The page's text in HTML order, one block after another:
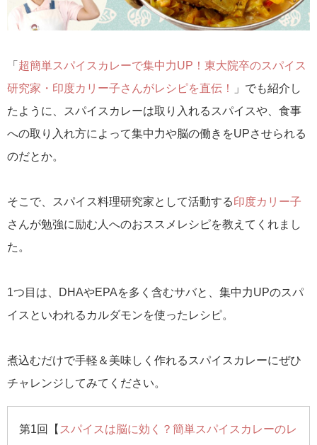
「 超簡単スパイスカレーで集中力UP！東大院卒のスパイス
研究家・印度カリー子さんがレシピを直伝！
」でも紹介し
たように、スパイスカレーは取り入れるスパイスや、食事
への取り入れ方によって集中力や脳の働きをUPさせられる
のだとか。
そこで、スパイス料理研究家として活動する印度カリー子
さんが勉強に励む人へのおススメレシピを教えてくれまし
た。
1つ目は、DHAやEPAを多く含むサバと、集中力UPのスパ
イスといわれるカルダモンを使ったレシピ。
煮込むだけで手軽＆美味しく作れるスパイスカレーにぜひ
チャレンジしてみてください。
第1回【 スパイスは脳に効く？簡単スパイスカレーのレ